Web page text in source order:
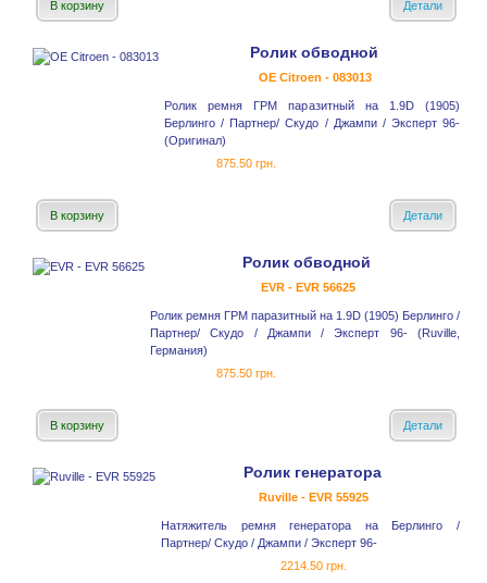
В корзину Детали
Ролик обводной
OE Citroen - 083013
Ролик ремня ГРМ паразитный на 1.9D (1905)
Берлинго / Партнер/ Скудо / Джампи / Эксперт 96-
(Оригинал)
875.50 грн.
В корзину Детали
Ролик обводной
EVR - EVR 56625
Ролик ремня ГРМ паразитный на 1.9D (1905) Берлинго /
Партнер/ Скудо / Джампи / Эксперт 96- (Ruville,
Германия)
875.50 грн.
В корзину Детали
Ролик генератора
Ruville - EVR 55925
Натяжитель ремня генератора на Берлинго /
Партнер/ Скудо / Джампи / Эксперт 96-
2214.50 грн.